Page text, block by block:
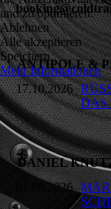
ANTIPOLE &
17.10.2026
DAS
DANIEL
01.08.2026
und zu optimieren.
Ablehnen
Alle akzeptieren
Speichern
Mehr Informationen